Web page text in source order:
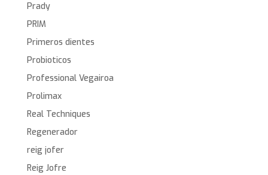
Prady
PRIM
Primeros dientes
Probioticos
Professional Vegairoa
Prolimax
Real Techniques
Regenerador
reig jofer
Reig Jofre